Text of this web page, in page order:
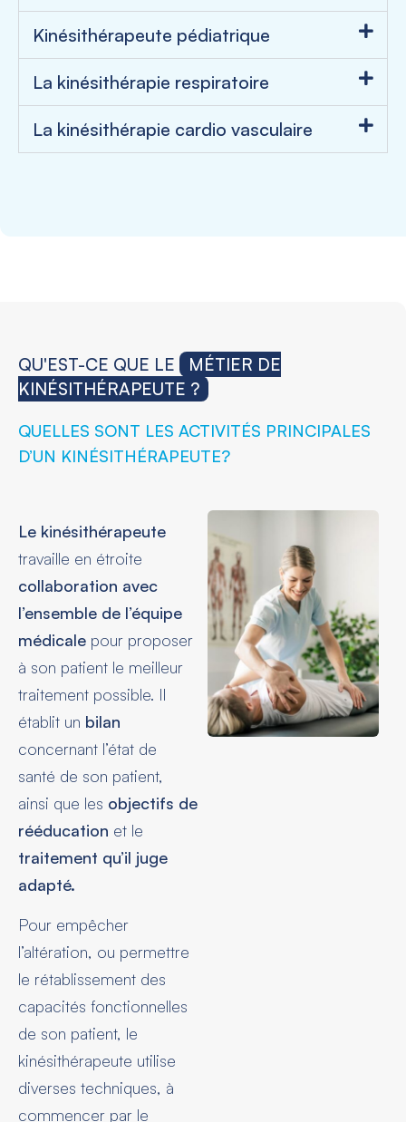
Kinésithérapeute pédiatrique
La kinésithérapie respiratoire
La kinésithérapie cardio vasculaire
QU'EST-CE QUE LE
MÉTIER DE
KINÉSITHÉRAPEUTE ?
QUELLES SONT LES ACTIVITÉS PRINCIPALES
D’UN KINÉSITHÉRAPEUTE?
Le kinésithérapeute
travaille en étroite
collaboration avec
l’ensemble de l’équipe
médicale pour proposer
à son patient le meilleur
traitement possible. Il
établit un bilan
concernant l’état de
santé de son patient,
ainsi que les objectifs de
rééducation et le
traitement qu’il juge
adapté.
Pour empêcher
l’altération, ou permettre
le rétablissement des
capacités fonctionnelles
de son patient, le
kinésithérapeute utilise
diverses techniques, à
commencer par le